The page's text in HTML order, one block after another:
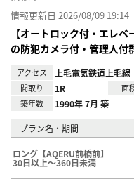
情報更新日 2026/08/09 19:14
【オートロック付・エレ
の防犯カメラ付・管理人付
アクセス 上毛電気鉄道上毛
間取り 1R 面
築年数 1990年 7月 築
プラン名・期間
ロング【AQERU前橋前】
30日以上～360日未満